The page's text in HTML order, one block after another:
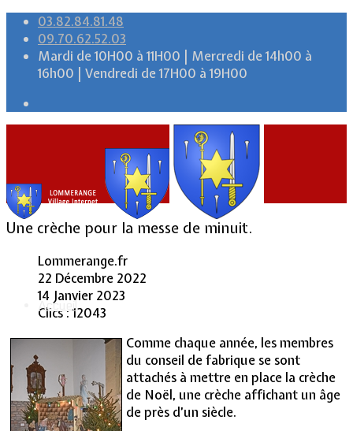
03.82.84.81.48
09.70.62.52.03
Mardi de 10H00 à 11H00 | Mercredi de 14h00 à
16h00 | Vendredi de 17H00 à 19H00
Accueil
Vie Municipale
Une crèche pour la messe de minuit.
Lommerange.fr
22 Décembre 2022
14 Janvier 2023
Clics : 12043
Comme chaque année, les membres
du conseil de fabrique se sont
attachés à mettre en place la crèche
de Noël, une crèche affichant un âge
de près d’un siècle.